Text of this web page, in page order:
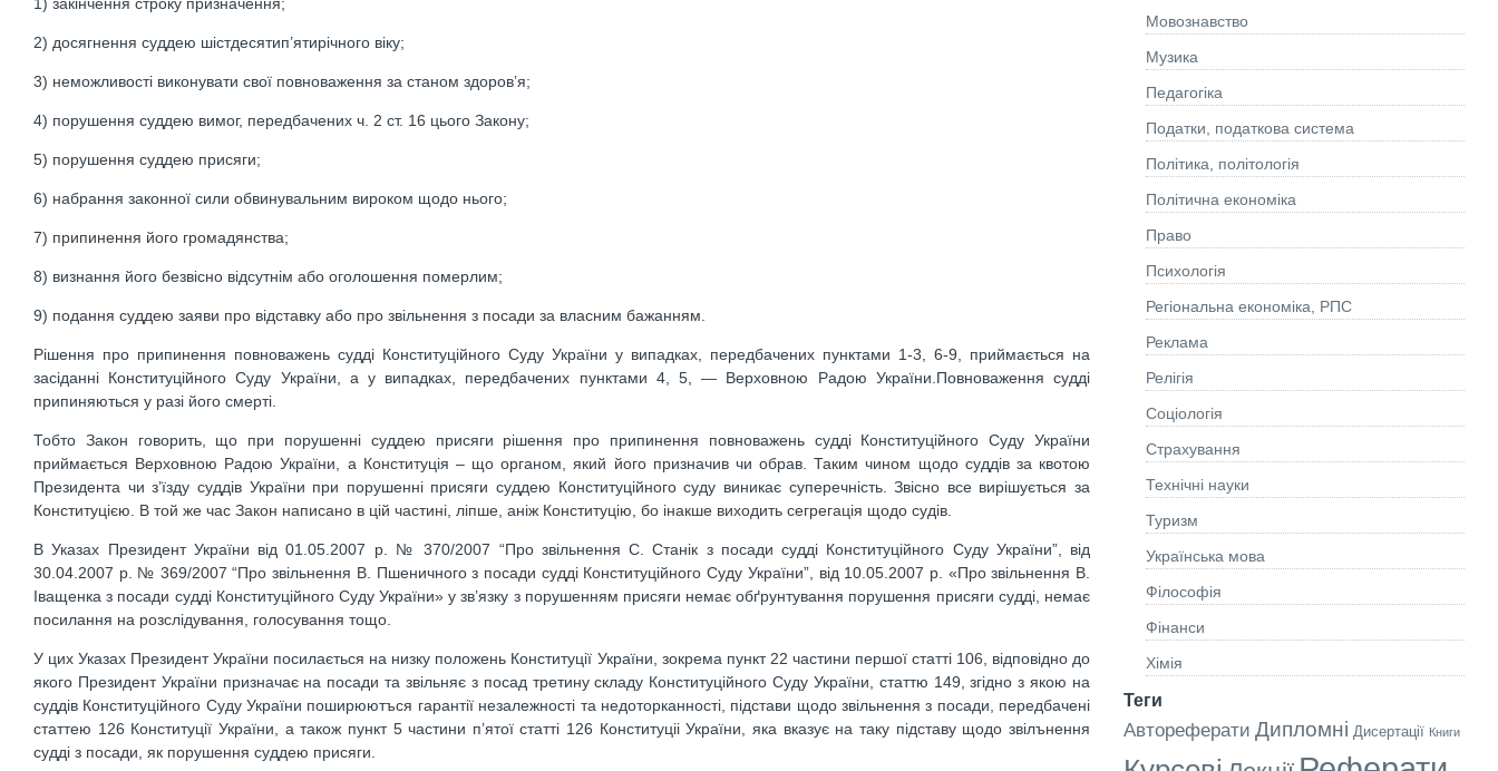
2) досягнення суддею шістдесятип’ятирічного віку;
3) неможливості виконувати свої повноваження за станом здоров’я;
4) порушення суддею вимог, передбачених ч. 2 ст. 16 цього Закону;
5) порушення суддею присяги;
6) набрання законної сили обвинувальним вироком щодо нього;
7) припинення його громадянства;
8) визнання його безвісно відсутнім або оголошення померлим;
9) подання суддею заяви про відставку або про звільнення з посади за власним бажанням.
Рішення про припинення повноважень судді Конституційного Суду України у випадках, передбачених пунктами 1-3, 6-9, приймається на
засіданні Конституційного Суду України, а у випадках, передбачених пунктами 4, 5, — Верховною Радою України.Повноваження судді
припиняються у разі його смерті.
Тобто Закон говорить, що при порушенні суддею присяги рішення про припинення повноважень судді Конституційного Суду України
приймається Верховною Радою України, а Конституція – що органом, який його призначив чи обрав. Таким чином щодо суддів за квотою
Президента чи з’їзду суддів України при порушенні присяги суддею Конституційного суду виникає суперечність. Звісно все вирішується за
Конституцією. В той же час Закон написано в цій частині, ліпше, аніж Конституцію, бо інакше виходить сегрегація щодо судів.
В Указах Президент Укрaїни від 01.05.2007 р. № 370/2007 “Про звільнення С. Станік з посади судді Конституційного Суду України”, від
30.04.2007 р. № 369/2007 “Про звільнення В. Пшеничного з посади судді Конституційного Суду України”, від 10.05.2007 р. «Про звільнення В.
Iващенка з посади судді Конституційного Суду України» у зв’язку з порушенням присяги немає обґрунтування порушення присяги судді, немає
посилання на розслідування, голосування тощо.
У цих Указах Президент Укрaїни посилається на низку положень Конституцiї України, зокрема пункт 22 частини першої cтатті 106, вiдповiдно до
якого Президент України призначає на посади та звiльняє з посад третину складу Конституцiйного Суду України, статтю 149, згiдно з якою на
суддiв Конституцiйного Суду України поширюютъся гapaнтії незалежностi та недоторканностi, пiдстави щодо звiльнення з посади, передбаченi
статтею 126 Конституцiї Укрaїни, а також пункт 5 частини п’ятої статтi 126 Конституцii України, яка вказує на таку пiдставу щодо звiлънення
суддi з посади, як порушення суддею присяги.
Мовознавство
Музика
Педагогіка
Податки, податкова система
Політика, політологія
Політична економіка
Право
Психологія
Регіональна економіка, РПС
Реклама
Релігія
Соціологія
Страхування
Технічні науки
Туризм
Українська мова
Філософія
Фінанси
Хімія
Теги
Автореферати Дипломні Дисертації Книги